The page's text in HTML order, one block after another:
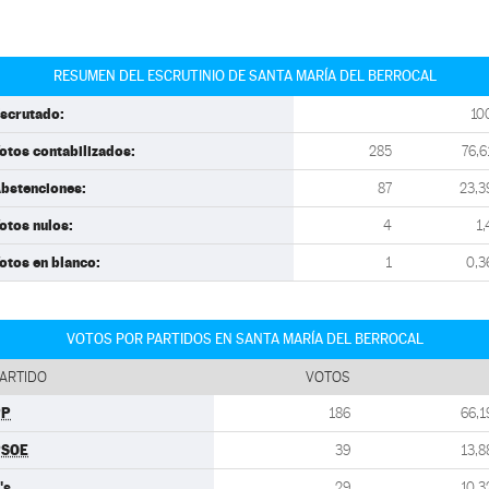
RESUMEN DEL ESCRUTINIO DE SANTA MARÍA DEL BERROCAL
contabilizados: 285
87
nulos: 4
en blanco: 1
VOTOS POR PARTIDOS EN SANTA MARÍA DEL BERROCAL
VOTOS
186
39